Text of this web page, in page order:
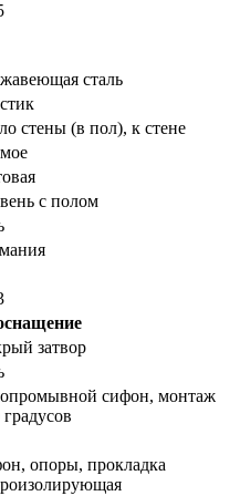
сталь
стены (в пол), к стене
с полом
затвор
сифон, монтаж
опоры, прокладка